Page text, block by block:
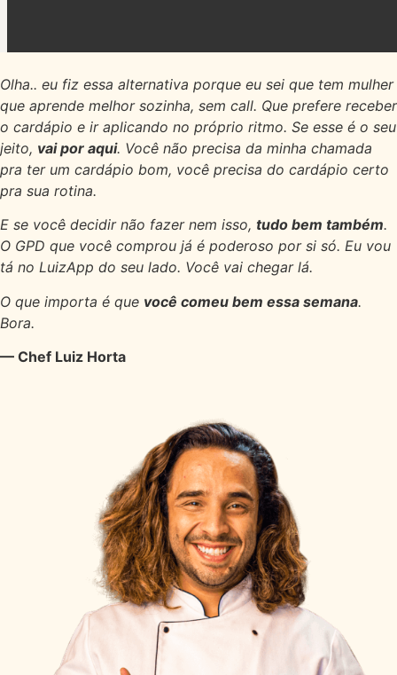
Olha.. eu fiz essa alternativa porque eu sei que tem mulher
que aprende melhor sozinha, sem call. Que prefere receber
o cardápio e ir aplicando no próprio ritmo. Se esse é o seu
jeito, vai por aqui. Você não precisa da minha chamada
pra ter um cardápio bom, você precisa do cardápio certo
pra sua rotina.
E se você decidir não fazer nem isso, tudo bem também.
O GPD que você comprou já é poderoso por si só. Eu vou
tá no LuizApp do seu lado. Você vai chegar lá.
O que importa é que você comeu bem essa semana.
Bora.
— Chef Luiz Horta